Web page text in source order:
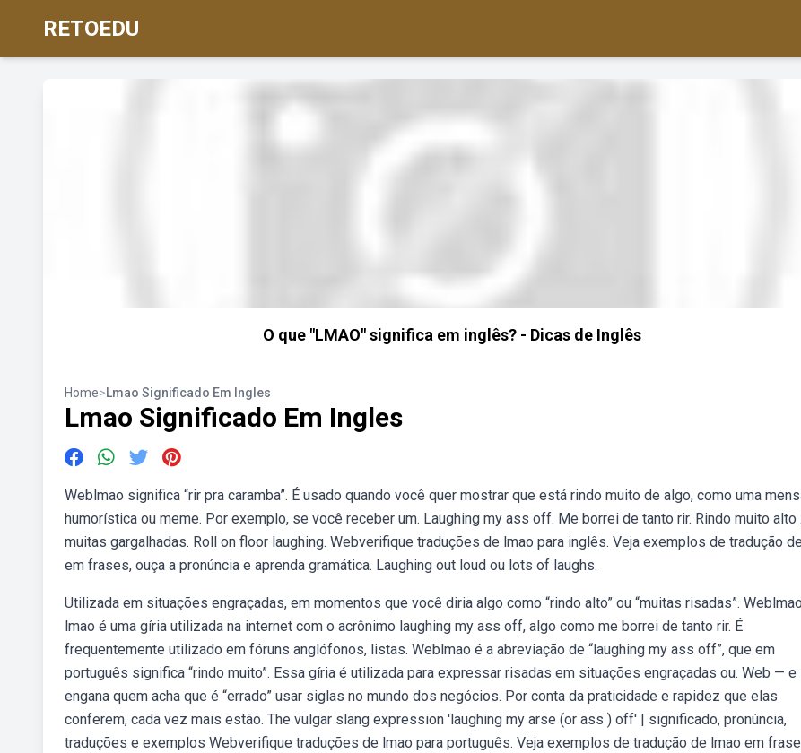
RETOEDU
O que "LMAO" significa em inglês? - Dicas de Inglês
Home>Lmao Significado Em Ingles
Lmao Significado Em Ingles
Weblmao significa “rir pra caramba”. É usado quando você quer mostrar que está rindo muito de algo, como uma
humorística ou meme. Por exemplo, se você receber um. Laughing my ass off. Me borrei de tanto rir. Rindo muito alto
muitas gargalhadas. Roll on floor laughing. Webverifique traduções de lmao para inglês. Veja exemplos de tradução
em frases, ouça a pronúncia e aprenda gramática. Laughing out loud ou lots of laughs.
Utilizada em situações engraçadas, em momentos que você diria algo como “rindo alto” ou “muitas risadas”.
lmao é uma gíria utilizada na internet com o acrônimo laughing my ass off, algo como me borrei de tanto rir. É
frequentemente utilizado em fóruns anglófonos, listas. Weblmao é a abreviação de “laughing my ass off”, que em
português significa “rindo muito”. Essa gíria é utilizada para expressar risadas em situações engraçadas ou. Web — e
engana quem acha que é “errado” usar siglas no mundo dos negócios. Por conta da praticidade e rapidez que elas
conferem, cada vez mais estão. The vulgar slang expression 'laughing my arse (or ass ) off' | significado, pronúncia,
traduções e exemplos Webverifique traduções de lmao para português. Veja exemplos de tradução de lmao em